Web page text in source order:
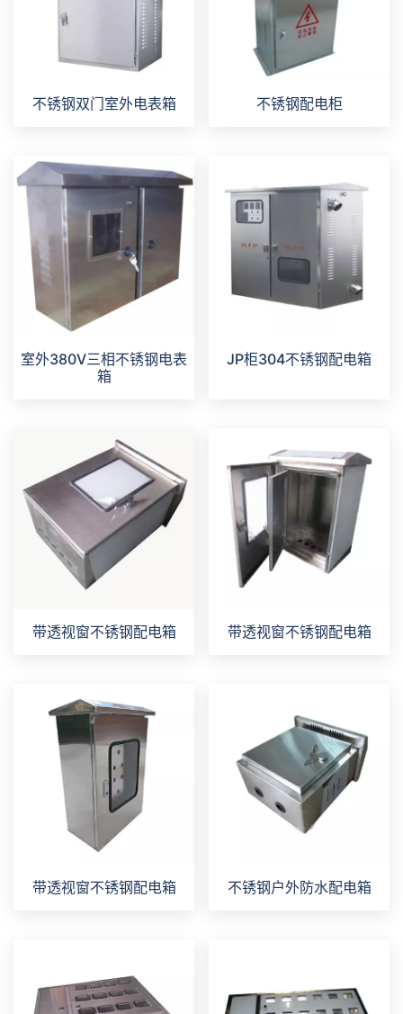
不锈钢双门室外电表箱 不锈钢配电柜
室外380V三相不锈钢电表
箱
JP柜304不锈钢配电箱
带透视窗不锈钢配电箱 带透视窗不锈钢配电箱
带透视窗不锈钢配电箱 不锈钢户外防水配电箱